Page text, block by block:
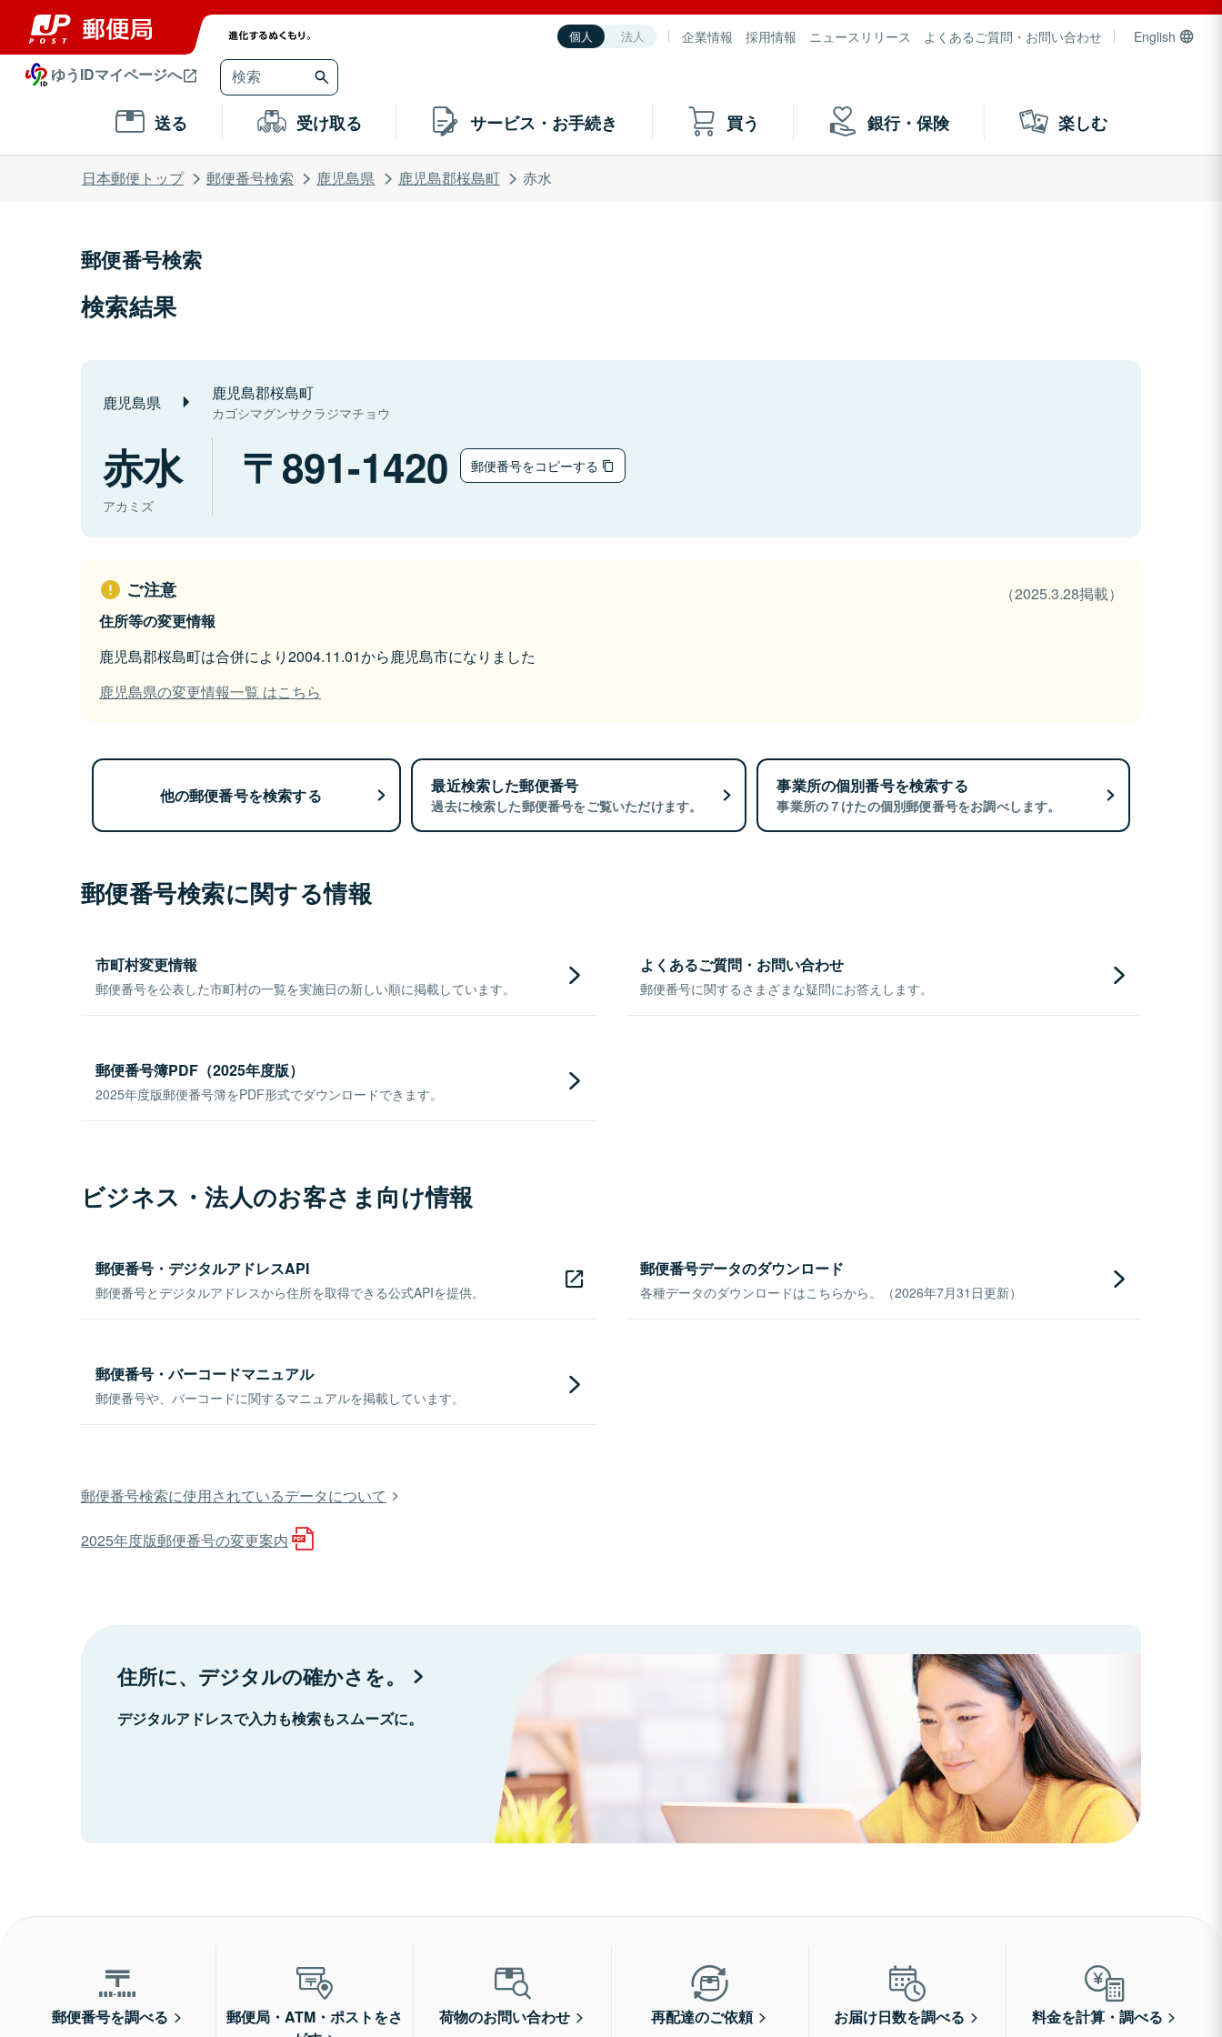
個人 法人 企業情報 採用情報 ニュースリリース よくあるご質問・お問い合わせ English
ゆうIDマイページへ
送る 受け取る サービス・お手続き 買う 銀行・保険 楽しむ
日本郵便トップ 郵便番号検索 鹿児島県 鹿児島郡桜島町 赤水
郵便番号検索
検索結果
鹿児島県 鹿児島郡桜島町
カゴシマグンサクラジマチョウ
赤水
アカミズ
891-1420 郵便番号をコピーする
ご注意
（2025.3.28掲載）
住所等の変更情報
鹿児島郡桜島町は合併により2004.11.01から鹿児島市になりました
鹿児島県の変更情報一覧 はこちら
他の郵便番号を検索する 最近検索した郵便番号
過去に検索した郵便番号をご覧いただけます。
事業所の個別番号を検索する
事業所の７けたの個別郵便番号をお調べします。
郵便番号検索に関する情報
市町村変更情報
郵便番号を公表した市町村の一覧を実施日の新しい順に掲載しています。
よくあるご質問・お問い合わせ
郵便番号に関するさまざまな疑問にお答えします。
郵便番号簿PDF（2025年度版）
2025年度版郵便番号簿をPDF形式でダウンロードできます。
ビジネス・法人のお客さま向け情報
郵便番号・デジタルアドレスAPI
郵便番号とデジタルアドレスから住所を取得できる公式APIを提供。
郵便番号データのダウンロード
各種データのダウンロードはこちらから。（2026年7月31日更新）
郵便番号・バーコードマニュアル
郵便番号や、バーコードに関するマニュアルを掲載しています。
郵便番号検索に使用されているデータについて
2025年度版郵便番号の変更案内
住所に、デジタルの確かさを。
デジタルアドレスで入力も検索もスムーズに。
郵便番号を調べる
郵便局・ATM・ポストをさ
荷物のお問い合わせ 再配達のご依頼 お届け日数を調べる 料金を計算・調べる